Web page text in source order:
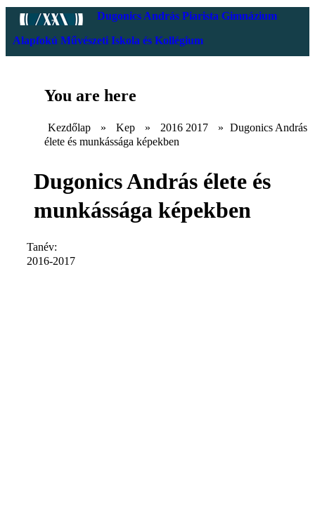
Dugonics András Piarista Gimnázium
Alapfokú Művészeti Iskola és Kollégium
You are here
Kezdőlap » Kep » 2016 2017 » Dugonics András
élete és munkássága képekben
Dugonics András élete és
munkássága képekben
Tanév:
2016-2017